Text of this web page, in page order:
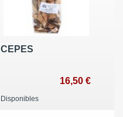
CEPES
16,50 €
Disponibles